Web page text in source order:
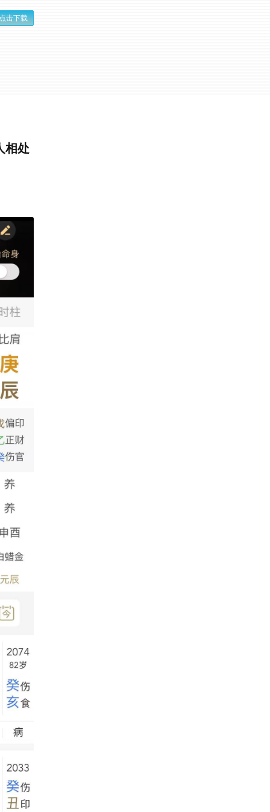
击下载
相处